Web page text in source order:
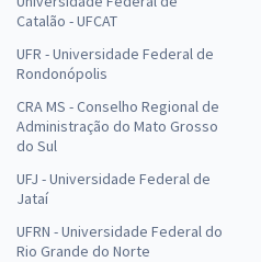
Catalão - UFCAT
UFR - Universidade Federal de
Rondonópolis
CRA MS - Conselho Regional de
Administração do Mato Grosso
do Sul
UFJ - Universidade Federal de
Jataí
UFRN - Universidade Federal do
Rio Grande do Norte